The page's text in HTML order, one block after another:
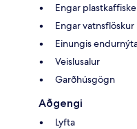
Engar
Engar vatnsflöskur
Einungis
Veislusalur
Garðhúsgögn
Aðgengi
Lyfta